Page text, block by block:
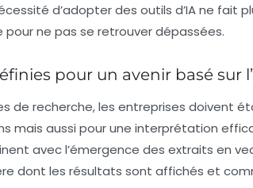
d’adopter des outils d’IA ne fait
ne pas se retrouver dépassées.
pour un avenir basé sur
de recherche, les entreprises doivent
mais aussi pour une interprétation
avec l’émergence des extraits en
dont les résultats sont affichés et